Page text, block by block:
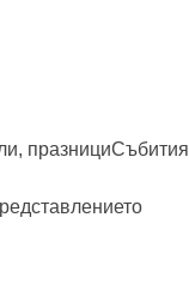
празнициСъбития